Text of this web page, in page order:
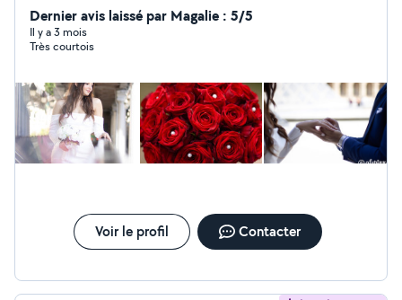
Dernier avis laissé par Magalie : 5/5
Il y a 3 mois
Très courtois
Voir le profil Contacter